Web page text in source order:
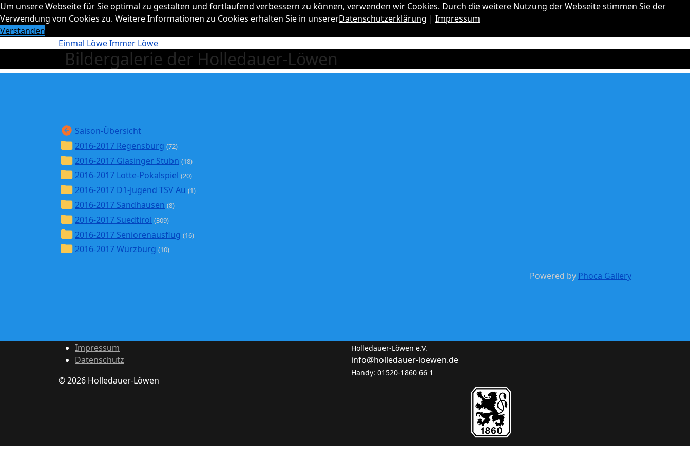
Um unsere Webseite für Sie optimal zu gestalten und fortlaufend verbessern zu können, verwenden wir Cookies. Durch die weitere Nutzung der Webseite stimmen Sie der
Verwendung von Cookies zu. Weitere Informationen zu Cookies erhalten Sie in unsererDatenschutzerklärung | Impressum
Verstanden
Einmal Löwe Immer Löwe
Bildergalerie der Holledauer-Löwen
Saison-Übersicht
2016-2017 Regensburg (72)
2016-2017 Giasinger Stubn (18)
2016-2017 Lotte-Pokalspiel (20)
2016-2017 D1-Jugend TSV Au (1)
2016-2017 Sandhausen (8)
2016-2017 Suedtirol (309)
2016-2017 Seniorenausflug (16)
2016-2017 Würzburg (10)
Powered by Phoca Gallery
Impressum
Datenschutz
© 2026 Holledauer-Löwen
Holledauer-Löwen e.V.
info@holledauer-loewen.de
Handy: 01520-1860 66 1